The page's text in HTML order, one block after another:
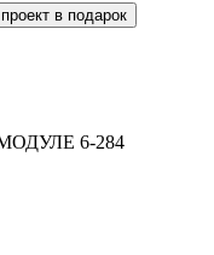
в подарок
6-284